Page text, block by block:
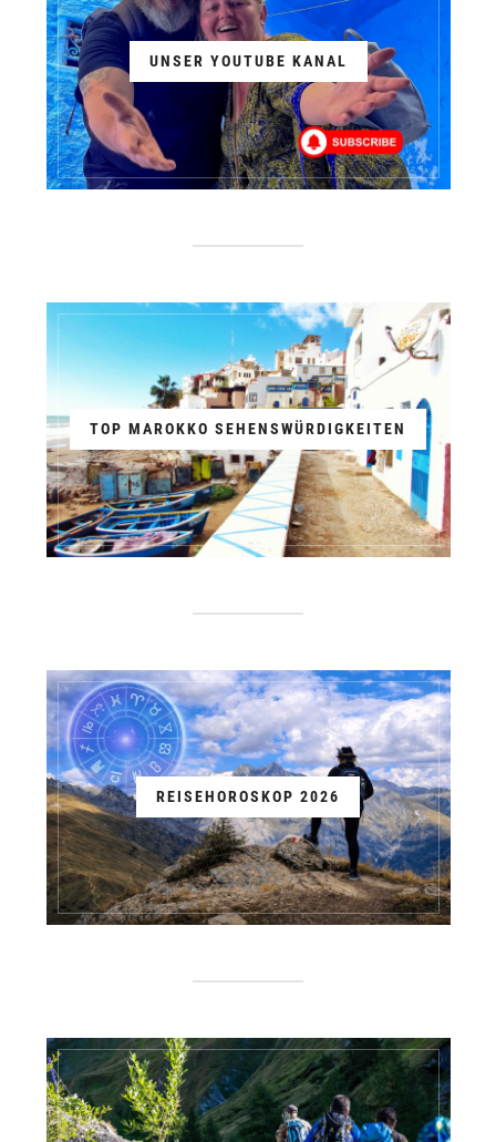
UNSER YOUTUBE KANAL
TOP MAROKKO SEHENSWÜRDIGKEITEN
REISEHOROSKOP 2026